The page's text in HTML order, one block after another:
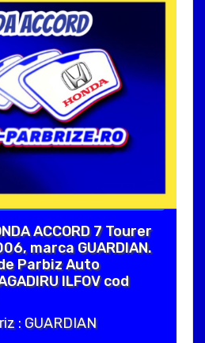
ACCORD 7 Tourer
marca GUARDIAN.
Parbiz Auto
ILFOV cod
: GUARDIAN